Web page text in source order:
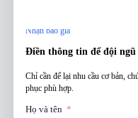
Nhận báo giá
Điền thông tin để đội
Chỉ cần để lại nhu cầu cơ bản,
phục phù hợp.
Họ và tên